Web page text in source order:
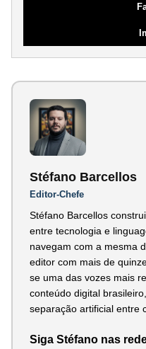
Stéfano Barcellos
Editor-Chefe
Stéfano Barcellos
entre tecnologia e
navegam com a mesma
editor com mais de
se uma das vozes mais
conteúdo digital
separação artificial entre
Siga Stéfano nas